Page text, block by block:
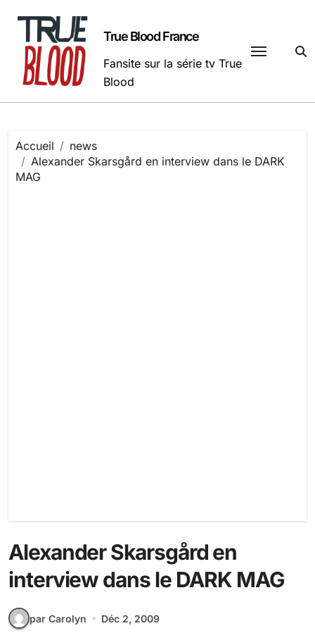
contenu
True Blood France
Fansite sur la série tv True
Blood
Accueil
news
Alexander Skarsgård en interview dans le DARK
MAG
Alexander Skarsgård en
interview dans le DARK MAG
par Carolyn Déc 2, 2009